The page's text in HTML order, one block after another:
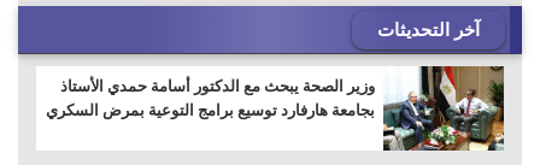
آخر التحديثات
وزير الصحة يبحث مع الدكتور أسامة حمدي الأستاذ
بجامعة هارفارد توسيع برامج التوعية بمرض السكري